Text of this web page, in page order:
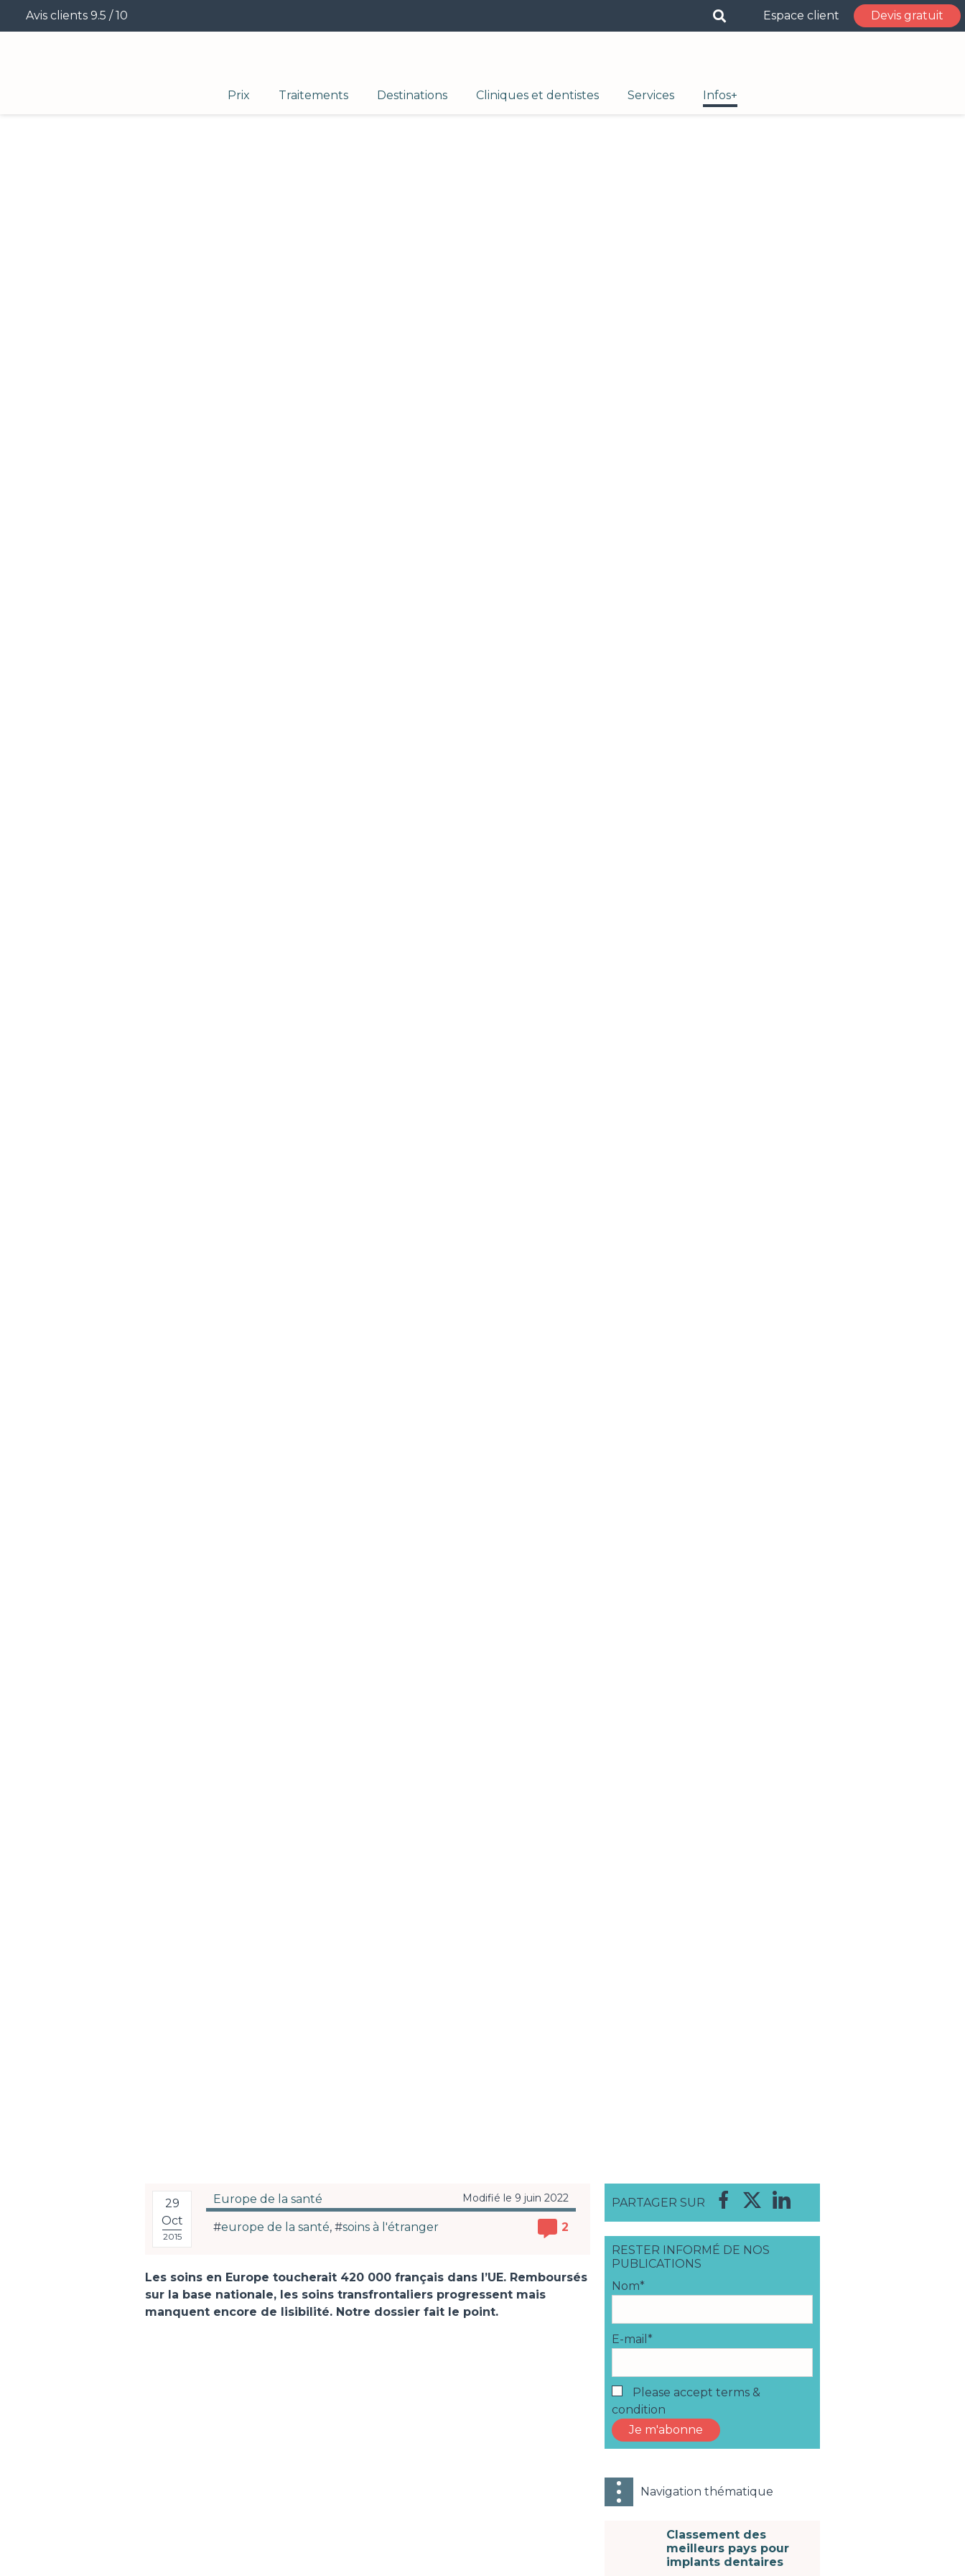
Avis clients 9.5 / 10 Espace client Devis gratuit
Prix Traitements Destinations Cliniques et dentistes Services Infos+
29
Oct
2015
Europe de la santé Modifié le 9 juin 2022
#europe de la santé, #soins à l'étranger 2
Les soins en Europe toucherait 420 000 français dans l’UE. Remboursés
sur la base nationale, les soins transfrontaliers progressent mais
manquent encore de lisibilité. Notre dossier fait le point.
PARTAGER SUR
RESTER INFORMÉ DE NOS
PUBLICATIONS
Nom*
E-mail*
Please accept terms &
condition
Navigation thématique
Classement des
meilleurs pays pour
implants dentaires